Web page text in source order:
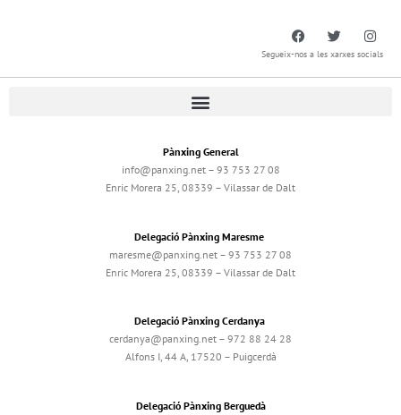
Segueix-nos a les xarxes socials
Pànxing General
info@panxing.net – 93 753 27 08
Enric Morera 25, 08339 – Vilassar de Dalt
Delegació Pànxing Maresme
maresme@panxing.net – 93 753 27 08
Enric Morera 25, 08339 – Vilassar de Dalt
Delegació Pànxing Cerdanya
cerdanya@panxing.net – 972 88 24 28
Alfons I, 44 A, 17520 – Puigcerdà
Delegació Pànxing Berguedà